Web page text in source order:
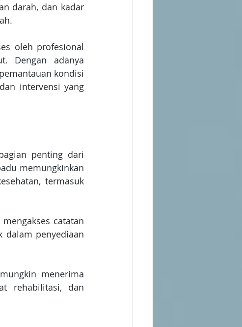
darah, dan kadar
oleh profesional
Dengan adanya
kondisi
intervensi yang
penting dari
memungkinkan
termasuk
catatan
dalam penyediaan
menerima
rehabilitasi, dan